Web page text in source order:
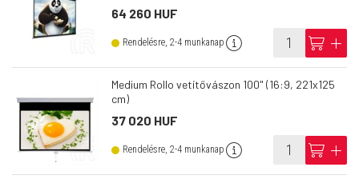
64 260 HUF
Rendelésre, 2-4 munkanap info cart add
Medium Rollo vetítővászon 100" (16:9, 221x125
cm)
37 020 HUF
Rendelésre, 2-4 munkanap info cart add